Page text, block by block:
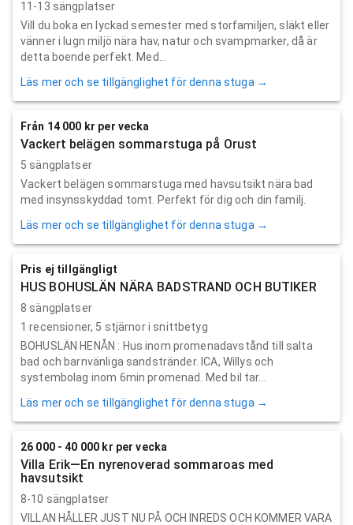
11-13 sängplatser
Vill du boka en lyckad semester med storfamiljen, släkt eller
vänner i lugn miljö nära hav, natur och svampmarker, då är
detta boende perfekt. Med...
Läs mer och se tillgänglighet för denna stuga →
Från 14 000 kr per vecka
Vackert belägen sommarstuga på Orust
5 sängplatser
Vackert belägen sommarstuga med havsutsikt nära bad
med insynsskyddad tomt. Perfekt för dig och din familj.
Läs mer och se tillgänglighet för denna stuga →
Pris ej tillgängligt
HUS BOHUSLÄN NÄRA BADSTRAND OCH BUTIKER
8 sängplatser
1 recensioner, 5 stjärnor i snittbetyg
BOHUSLÄN HENÅN : Hus inom promenadavstånd till salta
bad och barnvänliga sandstränder. ICA, Willys och
systembolag inom 6min promenad. Med bil tar...
Läs mer och se tillgänglighet för denna stuga →
26 000 - 40 000 kr per vecka
Villa Erik—En nyrenoverad sommaroas med
havsutsikt
8-10 sängplatser
VILLAN HÅLLER JUST NU PÅ OCH INREDS OCH KOMMER VARA